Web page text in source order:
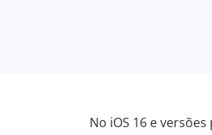
No iOS 16 e